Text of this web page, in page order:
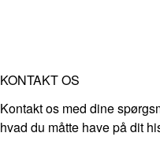
KONTAKT OS
Kontakt os med dine
hvad du måtte have på dit